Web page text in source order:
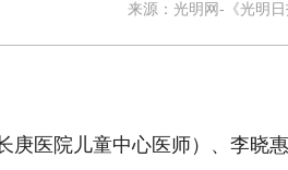
来源： 光明网-《光明日
医院儿童中心医师）、李晓惠